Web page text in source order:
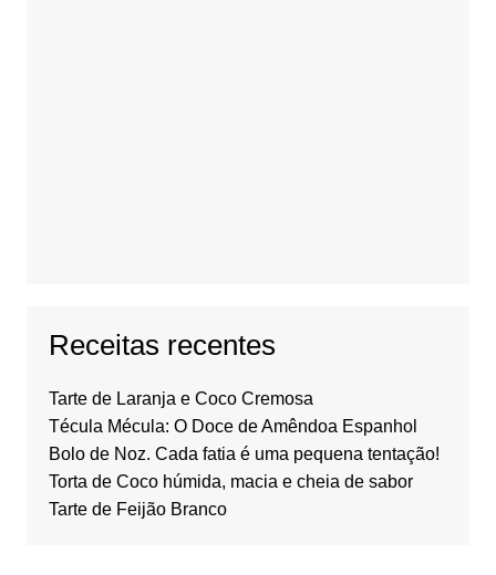
Receitas recentes
Tarte de Laranja e Coco Cremosa
Técula Mécula: O Doce de Amêndoa Espanhol
Bolo de Noz. Cada fatia é uma pequena tentação!
Torta de Coco húmida, macia e cheia de sabor
Tarte de Feijão Branco